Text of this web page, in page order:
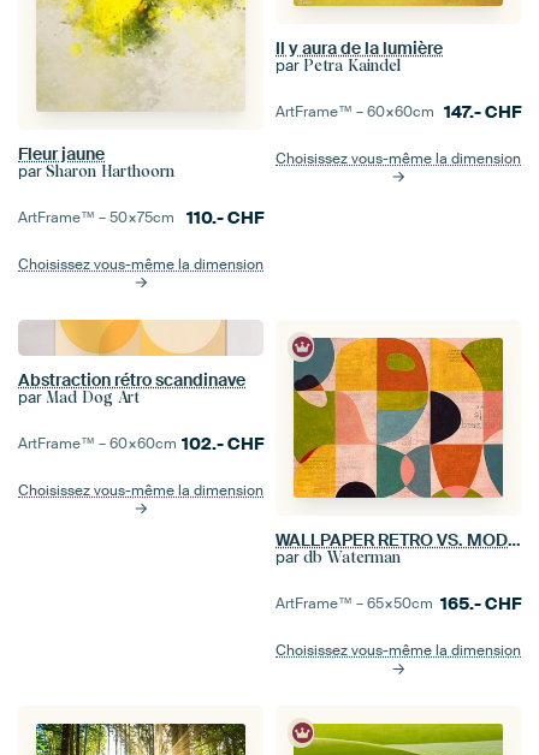
Fleur jaune
par Sharon Harthoorn
ArtFrame™ –50×75cm 110.-CHF
Choisissez vous-même la dimension
Il y aura de la lumière
par Petra Kaindel
ArtFrame™ –60×60cm 147.-CHF
Choisissez vous-même la dimension
Abstraction rétro scandinave
par Mad Dog Art
ArtFrame™ –60×60cm 102.-CHF
Choisissez vous-même la dimension
WALLPAPER RETRO VS. MODERN
par db Waterman
ArtFrame™ –65×50cm 165.-CHF
Choisissez vous-même la dimension